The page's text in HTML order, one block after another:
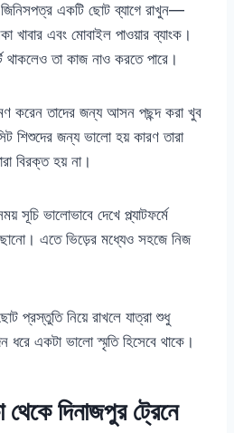
একটি ছোট ব্যাগে রাখুন—
খাবার এবং মোবাইল পাওয়ার ব্যাংক।
থাকলেও তা কাজ নাও করতে পারে।
করেন তাদের জন্য আসন পছন্দ করা খুব
শিশুদের জন্য ভালো হয় কারণ তারা
বিরক্ত হয় না।
সূচি ভালোভাবে দেখে প্ল্যাটফর্মে
এতে ভিড়ের মধ্যেও সহজে নিজ
প্রস্তুতি নিয়ে রাখলে যাত্রা শুধু
ধরে একটা ভালো স্মৃতি হিসেবে থাকে।
থেকে দিনাজপুর ট্রেনে